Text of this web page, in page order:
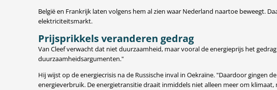
België en Frankrijk laten volgens hem al zien waar Nederland naartoe beweegt.
elektriciteitsmarkt.
Prijsprikkels veranderen gedrag
Van Cleef verwacht dat niet duurzaamheid, maar vooral de energieprijs het
duurzaamheidsargumenten."
Hij wijst op de energiecrisis na de Russische inval in Oekraïne. "Daardoor
energieverbruik. De energietransitie draait inmiddels niet alleen meer om